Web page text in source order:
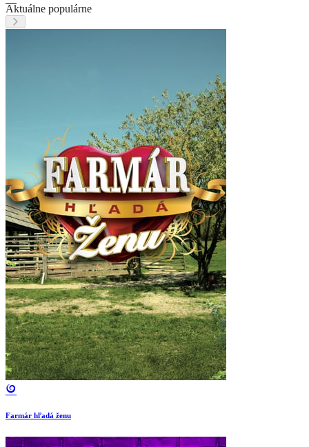
Aktuálne populárne
Farmár hľadá ženu